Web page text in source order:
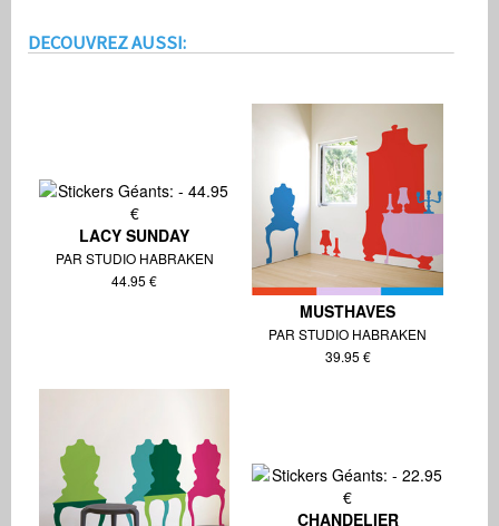
DECOUVREZ AUSSI:
LACY SUNDAY
PAR STUDIO HABRAKEN
44.95 €
MUSTHAVES
PAR STUDIO HABRAKEN
39.95 €
CHANDELIER